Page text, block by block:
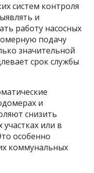
систем контроля
и
работу насосных
подачу
значительной
срок службы
и
снизить
или в
особенно
коммунальных